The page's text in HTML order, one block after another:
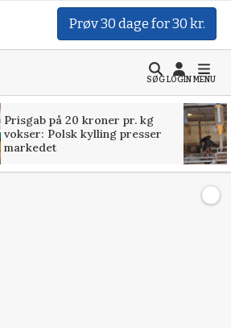
Prøv 30 dage for 30 kr.
SØGLOGINMENU
Prisgab på 20 kroner pr. kg
vokser: Polsk kylling presser
markedet